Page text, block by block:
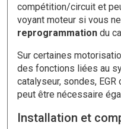
compétition/circuit et
voyant moteur si vous
reprogrammation du
Sur certaines
des fonctions liées au
catalyseur, sondes,
peut être nécessaire
Installation et